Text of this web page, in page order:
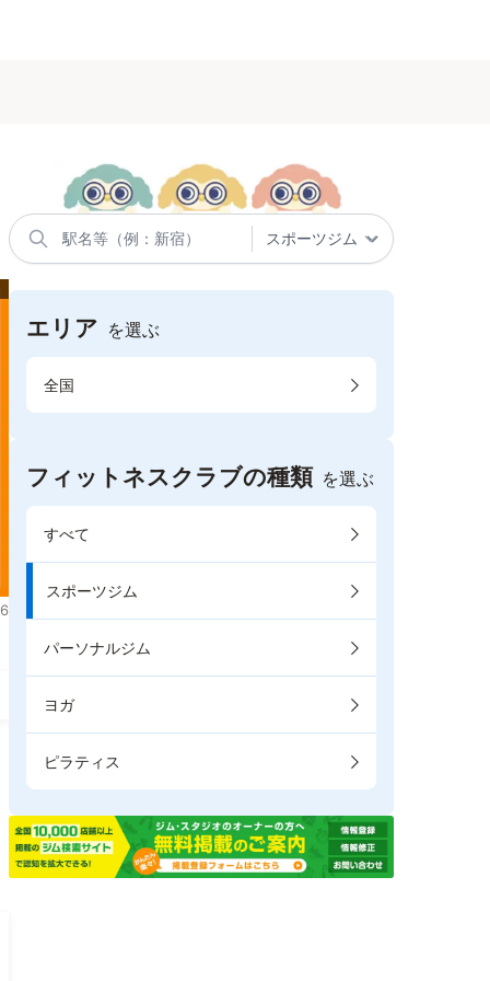
エリア を選ぶ
全国
フィットネスクラブの種類 を選ぶ
すべて
スポーツジム
パーソナルジム
ヨガ
ピラティス